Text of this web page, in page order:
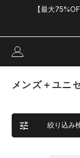
【最大
メンズ＋ユニ
絞り込み